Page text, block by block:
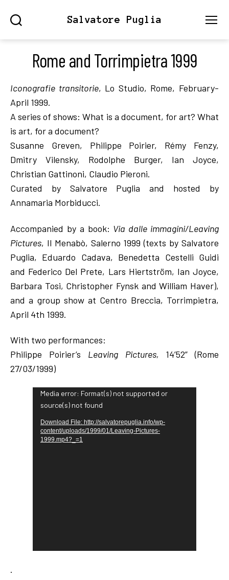
Salvatore Puglia
Rome and Torrimpietra 1999
Iconografie transitorie, Lo Studio, Rome, February-
April 1999.
A series of shows: What is a document, for art? What
is art, for a document?
Susanne Greven, Philippe Poirier, Rémy Fenzy,
Dmitry Vilensky, Rodolphe Burger, Ian Joyce,
Christian Gattinoni, Claudio Pieroni.
Curated by Salvatore Puglia and hosted by
Annamaria Morbiducci.
Accompanied by a book: Via dalle immagini/Leaving
Pictures, Il Menabò, Salerno 1999 (texts by Salvatore
Puglia, Eduardo Cadava, Benedetta Cestelli Guidi
and Federico Del Prete, Lars Hiertström, Ian Joyce,
Barbara Tosi, Christopher Fynsk and William Haver),
and a group show at Centro Breccia, Torrimpietra,
April 4th 1999.
With two performances:
Philippe Poirier’s Leaving Pictures, 14’52” (Rome
27/03/1999)
Media error: Format(s) not supported or
source(s) not found
Download File: http://salvatorepuglia.info/wp-
content/uploads/1999/01/Leaving-Pictures-
1999.mp4?_=1
.